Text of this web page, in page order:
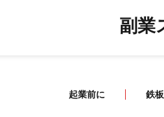
副業
起業前に 鉄